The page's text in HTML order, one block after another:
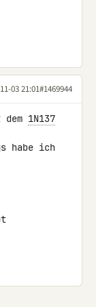
03 21:01#1469944
1N137
habe ich